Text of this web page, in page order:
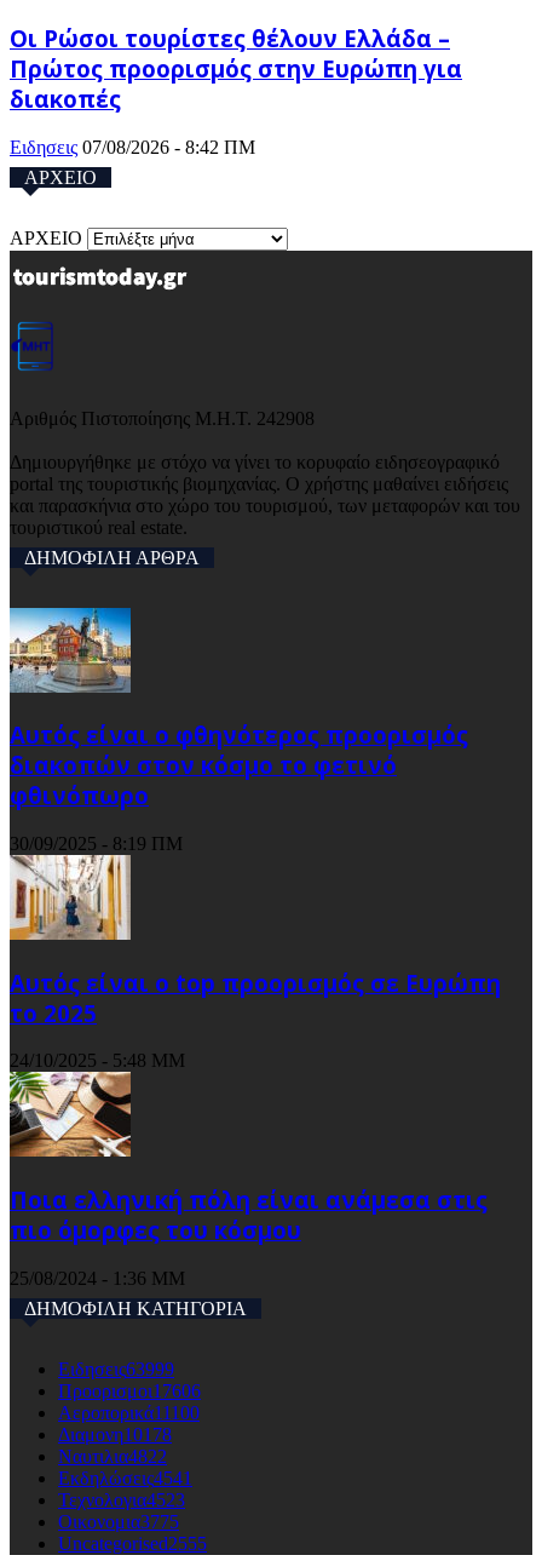
Οι Ρώσοι τουρίστες θέλουν Ελλάδα –
Πρώτος προορισμός στην Ευρώπη για
διακοπές
Ειδησεις 07/08/2026 - 8:42 ΠΜ
ΑΡΧΕΙΟ
ΑΡΧΕΙΟ
Αριθμός Πιστοποίησης Μ.Η.Τ. 242908
Δημιουργήθηκε με στόχο να γίνει το κορυφαίο ειδησεογραφικό
portal της τουριστικής βιομηχανίας. Ο χρήστης μαθαίνει ειδήσεις
και παρασκήνια στο χώρο του τουρισμού, των μεταφορών και του
τουριστικού real estate.
ΔΗΜΟΦΙΛΗ ΑΡΘΡΑ
Αυτός είναι ο φθηνότερος προορισμός
διακοπών στον κόσμο το φετινό
φθινόπωρο
30/09/2025 - 8:19 ΠΜ
Αυτός είναι ο top προορισμός σε Ευρώπη
το 2025
24/10/2025 - 5:48 ΜΜ
Ποια ελληνική πόλη είναι ανάμεσα στις
πιο όμορφες του κόσμου
25/08/2024 - 1:36 ΜΜ
ΔΗΜΟΦΙΛΗ ΚΑΤΗΓΟΡΙΑ
Ειδησεις63999
Προορισμοι17606
Αεροπορικά11100
Διαμονη10178
Ναυτιλια4822
Εκδηλώσεις4541
Τεχνολογια4523
Οικονομια3775
Uncategorised2555